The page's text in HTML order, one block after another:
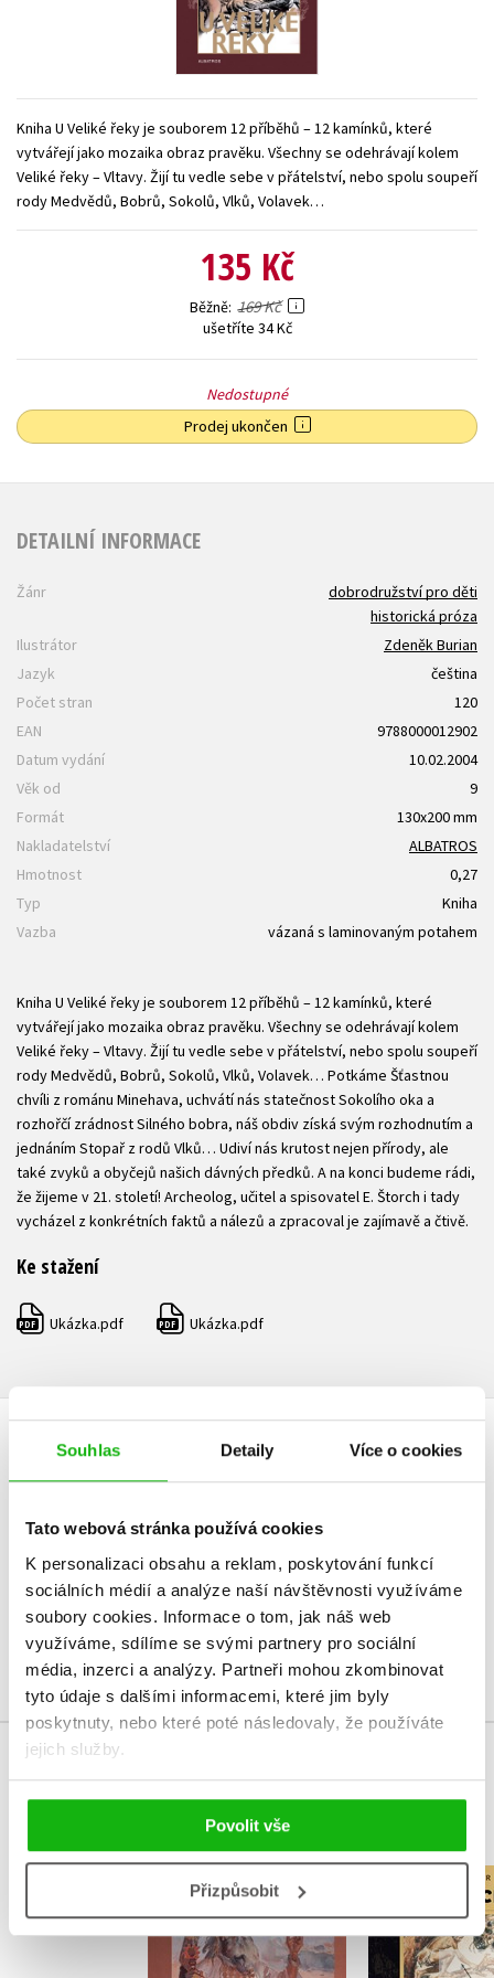
Souhlas Detaily Více o cookies
Tato webová stránka používá cookies
K personalizaci obsahu a reklam, poskytování funkcí
sociálních médií a analýze naší návštěvnosti využíváme
soubory cookies. Informace o tom, jak náš web
využíváme, sdílíme se svými partnery pro sociální
média, inzerci a analýzy. Partneři mohou zkombinovat
tyto údaje s dalšími informacemi, které jim byly
poskytnuty, nebo které poté následovaly, že používáte
jejich služby.
Povolit vše
Přizpůsobit
Zahraniční literatura
Kniha U Veliké řeky je souborem 12 příběhů – 12 kamínků, které
vytvářejí jako mozaika obraz pravěku. Všechny se odehrávají kolem
Veliké řeky – Vltavy. Žijí tu vedle sebe v přátelství, nebo spolu soupeří
rody Medvědů, Bobrů, Sokolů, Vlků, Volavek…
135 Kč
Běžně 169 Kč
ušetříte 34 Kč
Nedostupné
Prodej ukončen
DETAILNÍ INFORMACE
Žánr
dobrodružství pro děti
historická próza
Ilustrátor
Zdeněk Burian
Jazyk
čeština
Počet stran
120
EAN
9788000012902
Datum vydání
10.02.2004
Věk od
9
Formát
130x200 mm
Nakladatelství
ALBATROS
Hmotnost
0,27
Typ
Kniha
Vazba
vázaná s laminovaným potahem
Kniha U Veliké řeky je souborem 12 příběhů – 12 kamínků, které
vytvářejí jako mozaika obraz pravěku. Všechny se odehrávají kolem
Veliké řeky – Vltavy. Žijí tu vedle sebe v přátelství, nebo spolu soupeří
rody Medvědů, Bobrů, Sokolů, Vlků, Volavek… Potkáme Šťastnou
chvíli z románu Minehava, uchvátí nás statečnost Sokolího oka a
rozhořčí zrádnost Silného bobra, náš obdiv získá svým rozhodnutím a
jednáním Stopař z rodů Vlků… Udiví nás krutost nejen přírody, ale
také zvyků a obyčejů našich dávných předků. A na konci budeme rádi,
že žijeme v 21. století! Archeolog, učitel a spisovatel E. Štorch i tady
vycházel z konkrétních faktů a nálezů a zpracoval je zajímavě a čtivě.
Ke stažení
PDF Ukázka.pdf PDF Ukázka.pdf
HODNOCENÍ ČTENÁŘŮ
Vaše hodnocení
Uživatelskou recenzi mohou vkládat pouze registrovaní uživatelé
Přihlásit
MOHLO BY VÁS TAKÉ ZAJÍMAT
V šeru dávných věků
- Volání rodu
Eduard Štorch
,
Karel Sklenář
Lovci
Eduard
,
Karel